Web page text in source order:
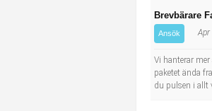
Kropps- och skönhetsvård
Tidningsbud/Tidningsdistributör
Lärare i fritidshem/Fritidspedagog
Brevbärare
Ansök Apr
Vi hanterar
paketet ända
du pulsen i allt